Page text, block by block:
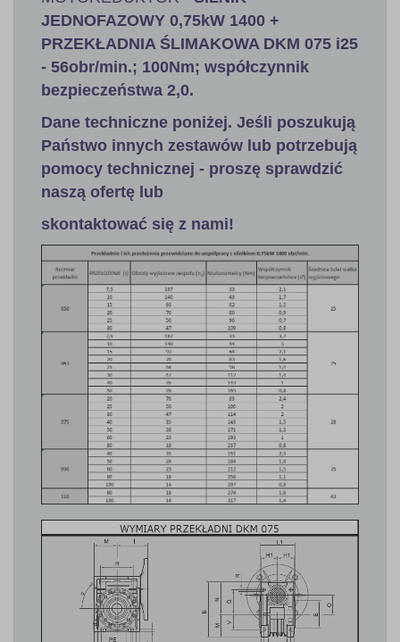
JEDNOFAZOWY 0,75kW 1400 +
PRZEKŁADNIA ŚLIMAKOWA DKM 075 i25
- 56obr/min.; 100Nm; współczynnik
bezpieczeństwa 2,0.
Dane techniczne poniżej. Jeśli poszukują
Państwo innych zestawów lub potrzebują
pomocy technicznej - proszę sprawdzić
naszą ofertę lub
skontaktować się z nami!